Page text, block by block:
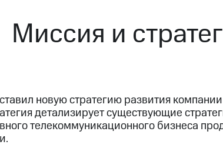
погашении именных облигацийДругое
Миссия и
новую стратегию развития
детализирует существующие
телекоммуникационного бизнеса